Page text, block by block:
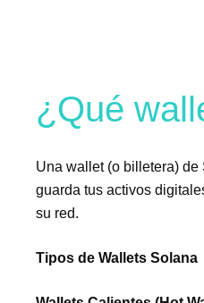
¿Qué
Una wallet (o billetera)
guarda tus activos
su red.
Tipos de Wallets Solana